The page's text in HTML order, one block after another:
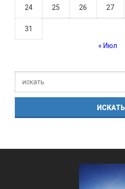
24 25 26 27
31
« Июл